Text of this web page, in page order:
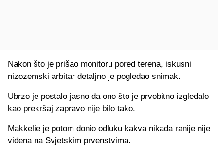
Nakon što je prišao monitoru pored terena, iskusni
nizozemski arbitar detaljno je pogledao snimak.
Ubrzo je postalo jasno da ono što je prvobitno izgledalo
kao prekršaj zapravo nije bilo tako.
Makkelie je potom donio odluku kakva nikada ranije nije
viđena na Svjetskim prvenstvima.